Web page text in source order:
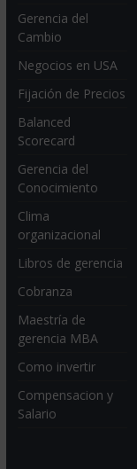
Gerencia del
Cambio
Negocios en USA
Fijación de Precios
Balanced
Scorecard
Gerencia del
Conocimiento
Clima
organizacional
Libros de gerencia
Cobranza
Maestría de
gerencia MBA
Como invertir
Compensacion y
Salario